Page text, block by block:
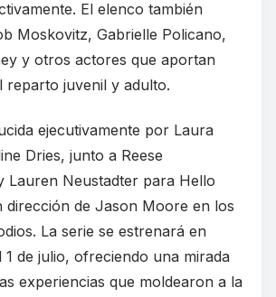
El elenco también
Moskovitz, Gabrielle Policano,
y otros actores que aportan
reparto juvenil y adulto.
ejecutivamente por Laura
Dries, junto a Reese
Lauren Neustadter para Hello
dirección de Jason Moore en los
La serie se estrenará en
1 de julio, ofreciendo una mirada
experiencias que moldearon a la